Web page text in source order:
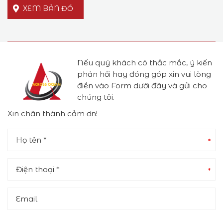
XEM BẢN ĐỒ
Nếu quý khách có thắc mắc, ý kiến
phản hồi hay đóng góp xin vui lòng
điền vào Form dưới đây và gửi cho
chúng tôi.
Xin chân thành cảm ơn!
*
*